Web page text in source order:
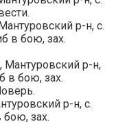
р-н, с.
в бою, зах.
р-н,
в бою, зах.
р-н, с.
бою, зах.